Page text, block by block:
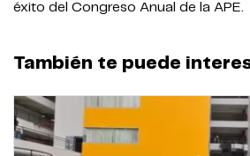
éxito del Congreso Anual de la APE.
También te puede